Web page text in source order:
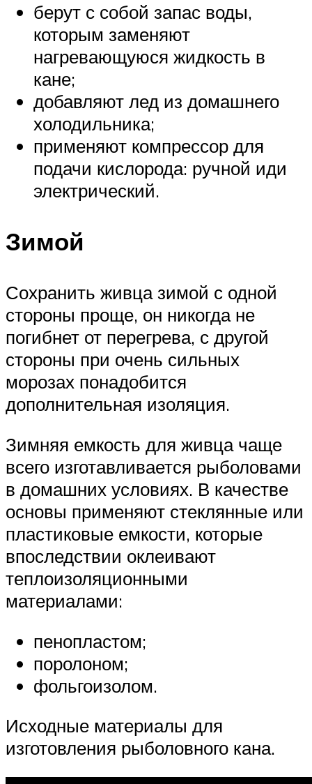
берут с собой запас воды,
которым заменяют
нагревающуюся жидкость в
кане;
добавляют лед из домашнего
холодильника;
применяют компрессор для
подачи кислорода: ручной иди
электрический.
Зимой
Сохранить живца зимой с одной
стороны проще, он никогда не
погибнет от перегрева, с другой
стороны при очень сильных
морозах понадобится
дополнительная изоляция.
Зимняя емкость для живца чаще
всего изготавливается рыболовами
в домашних условиях. В качестве
основы применяют стеклянные или
пластиковые емкости, которые
впоследствии оклеивают
теплоизоляционными
материалами:
пенопластом;
поролоном;
фольгоизолом.
Исходные материалы для
изготовления рыболовного кана.